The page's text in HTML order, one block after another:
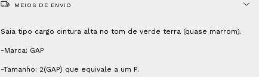
MEIOS DE ENVIO
Saia tipo cargo cintura alta no tom de verde terra (quase marrom).
-Marca: GAP
-Tamanho: 2(GAP) que equivale a um P.